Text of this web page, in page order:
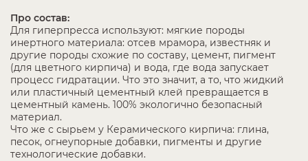
Про состав:
Для гиперпресса используют: мягкие породы
инертного материала: отсев мрамора, известняк и
другие породы схожие по составу, цемент, пигмент
(для цветного кирпича) и вода, где вода запускает
процесс гидратации. Что это значит, а то, что жидкий
или пластичный цементный клей превращается в
цементный камень. 100% экологично безопасный
материал.
Что же с сырьем у Керамического кирпича: глина,
песок, огнеупорные добавки, пигменты и другие
технологические добавки.